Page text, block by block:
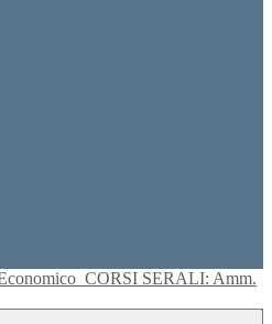
CORSI SERALI: Amm.